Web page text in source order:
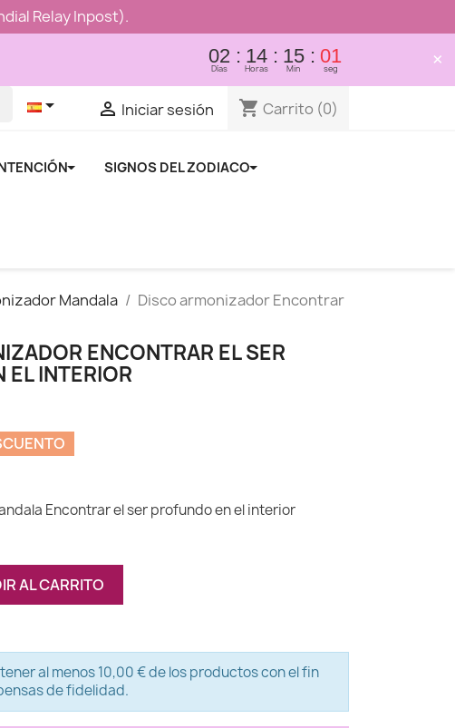
Relay Inpost).
02
Días
14
Horas
15
Min
01
seg ×
  Iniciar sesión shopping_cart Carrito (0)
SIGNOS DEL ZODIACO
Mandala
Disco armonizador Encontrar
ENCONTRAR EL SER
EL INTERIOR
Encontrar el ser profundo en el interior
AL CARRITO
al menos 10,00 € de los productos con el fin
de fidelidad.